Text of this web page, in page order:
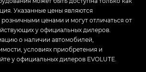
Указанные цены являются
ценами и могут отличаться от
у официальных дилеров.
о наличии автомобилей,
условиях приобретения и
у официальных дилеров EVOLUTE.